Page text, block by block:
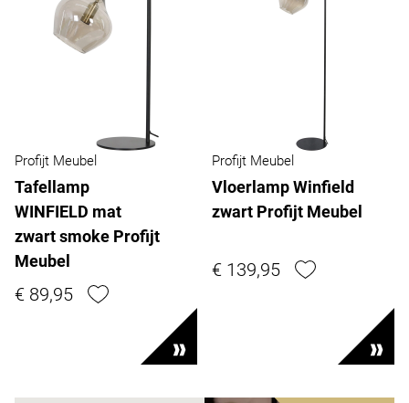
Profijt Meubel
Tafellamp
WINFIELD mat
zwart smoke Profijt
Meubel
€ 89,95
Profijt Meubel
Vloerlamp Winfield
zwart Profijt Meubel
€ 139,95